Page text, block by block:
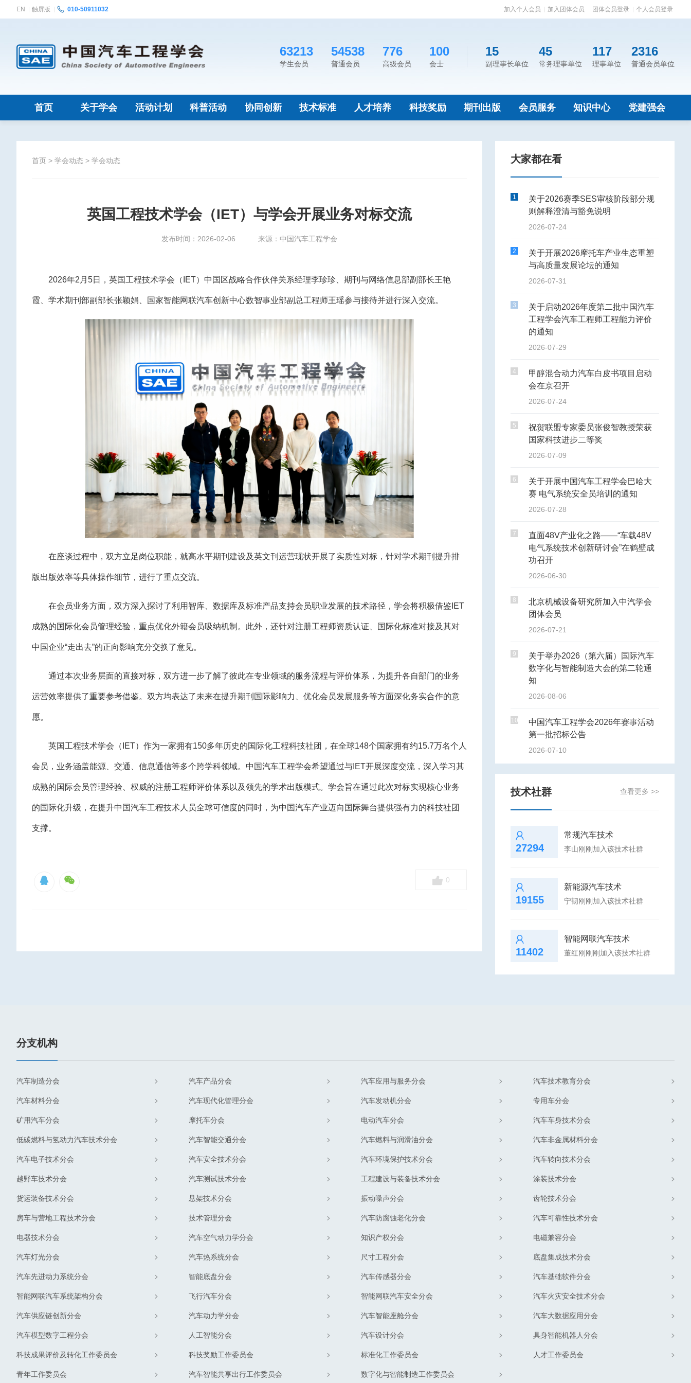
EN 触屏版 010-50911032 团体会员登录 个人会员登录
加入个人会员 加入团体会员
63213
学生会员
54538
普通会员
776
高级会员
100
会士
15
副理事长单位
45
常务理事单位
117
理事单位
2316
普通会员单位
首页 关于学会 活动计划 科普活动 协同创新 技术标准 人才培养 科技奖励 期刊出版 会员服务 知识中心 党建强会
首页 > 学会动态 > 学会动态
英国工程技术学会（IET）与学会开展业务对标交流
发布时间：2026-02-06 来源：中国汽车工程学会
2026年2月5日，英国工程技术学会（IET）中国区战略合作伙伴关系经理李珍珍、期刊与网络信息部副部长王艳
霞、学术期刊部副部长张颖娟、国家智能网联汽车创新中心数智事业部副总工程师王瑶参与接待并进行深入交流。
在座谈过程中，双方立足岗位职能，就高水平期刊建设及英文刊运营现状开展了实质性对标，针对学术期刊 提升排
版出版效率等具体操作细节，进行了重点交流。
在会员业务方面，双方深入探讨了利用智库、数据库及标准产品支持会员职业发展的技术路径，学会将积极借鉴IET
成熟的国际化会员管理经验，重点优化外籍会员吸纳机制。此外，还针对注册工程师资质认证、国际化标准对接及其对
中国企业“走出去”的正向影响充分交换了意见。
通过本次业务层面的直接对标，双方进一步了解了彼此在专业领域的服务流程与评价体系，为提升各自部门的业务
运营效率提供了重要参考借鉴。双方均表达了未来在提升期刊国际影响力、优化会员发展服务等方面深化务实合作的意
愿。
英国工程技术学会（IET）作为一家拥有150多年历史的国际化工程科技社团，在全球148个国家拥有约15.7万名个人
会员，业务涵盖能源、交通、信息通信等多个跨学科领域。中国汽车工程学会希望通过与IET开展深度交流，深入学习其
成熟的国际会员管理经验、权威的注册工程师评价体系以及领先的学术出版模式。学会旨在通过此次对标实现核心业务
的国际化升级，在提升中国汽车工程技术人员全球可信度的同时，为中国汽车产业迈向国际舞台提供强有力的科技社团
支撑。
0
大家都在看
1
关于2026赛季SES审核阶段部分规
则解释澄清与豁免说明
2026-07-24
2
关于开展2026摩托车产业生态重塑
与高质量发展论坛的通知
2026-07-31
3
关于启动2026年度第二批中国汽车
工程学会汽车工程师工程能力评价
的通知
2026-07-29
4
甲醇混合动力汽车白皮书项目启动
会在京召开
2026-07-24
5
祝贺联盟专家委员张俊智教授荣获
国家科技进步二等奖
2026-07-09
6
关于开展中国汽车工程学会巴哈大
赛 电气系统安全员培训的通知
2026-07-28
7
直面48V产业化之路——“车载48V
电气系统技术创新研讨会”在鹤壁成
功召开
2026-06-30
8
北京机械设备研究所加入中汽学会
团体会员
2026-07-21
9
关于举办2026（第六届）国际汽车
数字化与智能制造大会的第二轮通
知
2026-08-06
10
中国汽车工程学会2026年赛事活动
第一批招标公告
2026-07-10
技术社群 查看更多 >>
27294
常规汽车技术
李山刚刚加入该技术社群
19155
新能源汽车技术
宁韧刚刚加入该技术社群
11402
智能网联汽车技术
董红刚刚刚加入该技术社群
分支机构
汽车制造分会 汽车产品分会 汽车应用与服务分会 汽车技术教育分会
汽车材料分会 汽车现代化管理分会 汽车发动机分会 专用车分会
矿用汽车分会 摩托车分会 电动汽车分会 汽车车身技术分会
低碳燃料与氢动力汽车技术分会 汽车智能交通分会 汽车燃料与润滑油分会 汽车非金属材料分会
汽车电子技术分会 汽车安全技术分会 汽车环境保护技术分会 汽车转向技术分会
越野车技术分会 汽车测试技术分会 工程建设与装备技术分会 涂装技术分会
货运装备技术分会 悬架技术分会 振动噪声分会 齿轮技术分会
房车与营地工程技术分会 技术管理分会 汽车防腐蚀老化分会 汽车可靠性技术分会
电器技术分会 汽车空气动力学分会 知识产权分会 电磁兼容分会
汽车灯光分会 汽车热系统分会 尺寸工程分会 底盘集成技术分会
汽车先进动力系统分会 智能底盘分会 汽车传感器分会 汽车基础软件分会
智能网联汽车系统架构分会 飞行汽车分会 智能网联汽车安全分会 汽车火灾安全技术分会
汽车供应链创新分会 汽车动力学分会 汽车智能座舱分会 汽车大数据应用分会
汽车模型数字工程分会 人工智能分会 汽车设计分会 具身智能机器人分会
科技成果评价及转化工作委员会 科技奖励工作委员会 标准化工作委员会 人才工作委员会
青年工作委员会 汽车智能共享出行工作委员会 数字化与智能制造工作委员会